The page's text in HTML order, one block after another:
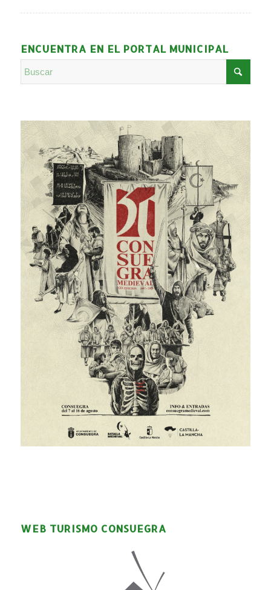
ENCUENTRA EN EL PORTAL MUNICIPAL
WEB TURISMO CONSUEGRA